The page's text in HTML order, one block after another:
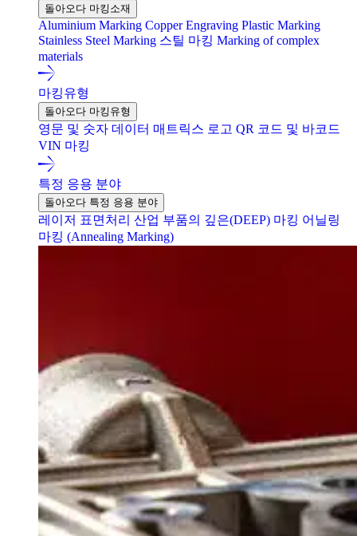
돌아오다 마킹소재
Aluminium Marking Copper Engraving Plastic Marking
Stainless Steel Marking 스틸 마킹 Marking of complex
materials
마킹유형
돌아오다 마킹유형
영문 및 숫자 데이터 매트릭스 로고 QR 코드 및 바코드
VIN 마킹
특정 응용 분야
돌아오다 특정 응용 분야
레이저 표면처리 산업 부품의 깊은(DEEP) 마킹 어닐링
마킹 (Annealing Marking)